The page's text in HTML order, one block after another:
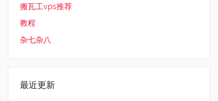
搬瓦工vps推荐
教程
杂七杂八
最近更新